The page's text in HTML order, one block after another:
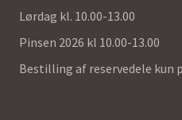
Lørdag kl. 10.00-13.00
Pinsen 2026 kl 10.00-13.00
Bestilling af reservedele kun